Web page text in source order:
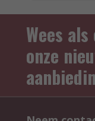
Wees
onze